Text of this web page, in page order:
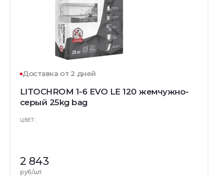
Доставка от 2 дней
LITOCHROM 1-6 EVO LE 120 жемчужно-
серый 25kg bag
ЦВЕТ:
2 843
руб/шт